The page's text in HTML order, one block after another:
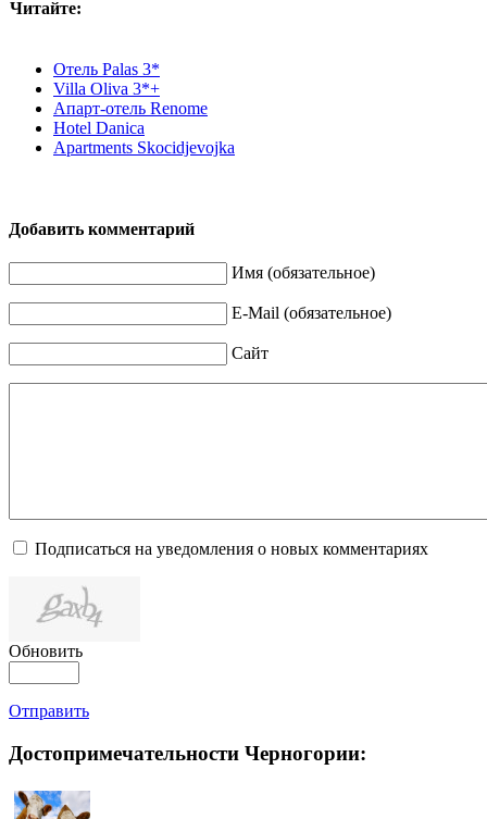
Читайте:
Отель Palas 3*
Villa Oliva 3*+
Апарт-отель Renome
Hotel Danica
Apartments Skocidjevojka
Добавить комментарий
Имя (обязательное)
E-Mail (обязательное)
Сайт
Подписаться на уведомления о новых комментариях
Обновить
Отправить
Достопримечательности Черногории: